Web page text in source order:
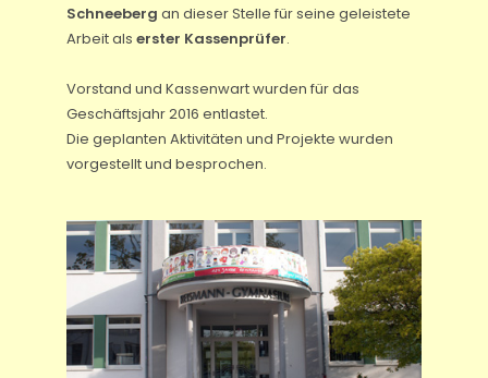
Schneeberg an dieser Stelle für seine geleistete
Arbeit alserster Kassenprüfer.
Vorstand und Kassenwart wurden für das
Geschäftsjahr 2016 entlastet.
Die geplanten Aktivitäten und Projekte wurden
vorgestellt und besprochen.